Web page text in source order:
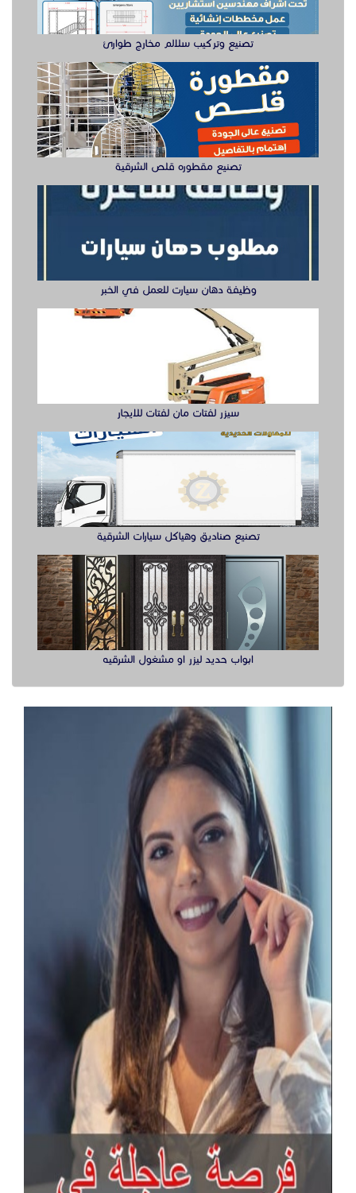
تصنيع وتركيب سلالم مخارج طوارئ
تصنيع مقطوره قلص الشرقية
وظيفة دهان سيارت للعمل في الخبر
سيزر لفتات مان لفتات للايجار
تصنيع صناديق وهياكل سيارات الشرقية
ابواب حديد ليزر او مشغول الشرقيه